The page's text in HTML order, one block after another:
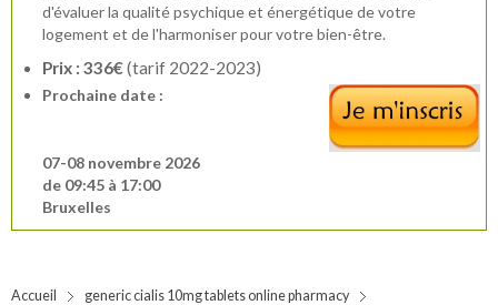
d'évaluer la qualité psychique et énergétique de votre
logement et de l'harmoniser pour votre bien-être.
Prix : 336€(tarif 2022-2023)
Prochaine date :
07-08 novembre 2026
de 09:45 à 17:00
Bruxelles
Accueil generic cialis 10mg tablets online pharmacy